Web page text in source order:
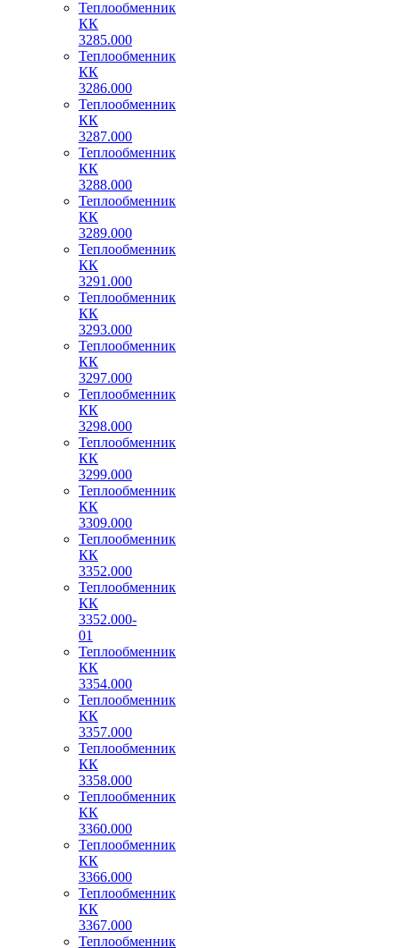
Теплообменник
КК
3285.000
Теплообменник
КК
3286.000
Теплообменник
КК
3287.000
Теплообменник
КК
3288.000
Теплообменник
КК
3289.000
Теплообменник
КК
3291.000
Теплообменник
КК
3293.000
Теплообменник
КК
3297.000
Теплообменник
КК
3298.000
Теплообменник
КК
3299.000
Теплообменник
КК
3309.000
Теплообменник
КК
3352.000
Теплообменник
КК
3352.000-
01
Теплообменник
КК
3354.000
Теплообменник
КК
3357.000
Теплообменник
КК
3358.000
Теплообменник
КК
3360.000
Теплообменник
КК
3366.000
Теплообменник
КК
3367.000
Теплообменник